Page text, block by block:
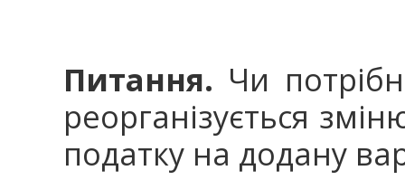
Питання. Чи
реорганізується
податку на додану